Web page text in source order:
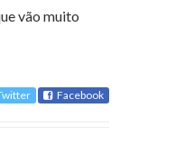
vão muito
Facebook